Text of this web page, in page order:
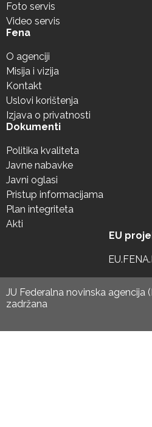
Foto servis
Video servis
Fena
O agenciji
Misija i vizija
Kontakt
Uslovi korištenja
Izjava o privatnosti
Dokumenti
Politika kvaliteta
Javne nabavke
Javni oglasi
Pristup informacijama
Plan integriteta
Akti
EU
JU Federalna novinska agencija
zadržana